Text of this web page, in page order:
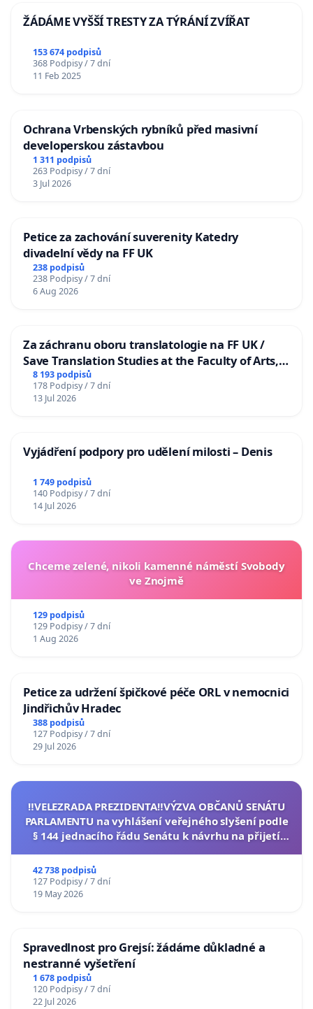
ŽÁDÁME VYŠŠÍ TRESTY ZA TÝRÁNÍ ZVÍŘAT
153 674 podpisů
368 Podpisy / 7 dní
11 Feb 2025
Ochrana Vrbenských rybníků před masivní
developerskou zástavbou
1 311 podpisů
263 Podpisy / 7 dní
3 Jul 2026
Petice za zachování suverenity Katedry
divadelní vědy na FF UK
238 podpisů
238 Podpisy / 7 dní
6 Aug 2026
Za záchranu oboru translatologie na FF UK /
Save Translation Studies at the Faculty of Arts,
Charles University
8 193 podpisů
178 Podpisy / 7 dní
13 Jul 2026
Vyjádření podpory pro udělení milosti – Denis
1 749 podpisů
140 Podpisy / 7 dní
14 Jul 2026
Chceme zelené, nikoli kamenné náměstí Svobody
ve Znojmě
129 podpisů
129 Podpisy / 7 dní
1 Aug 2026
Petice za udržení špičkové péče ORL v nemocnici
Jindřichův Hradec
388 podpisů
127 Podpisy / 7 dní
29 Jul 2026
‼️VELEZRADA PREZIDENTA‼️VÝZVA OBČANŮ SENÁTU
PARLAMENTU na vyhlášení veřejného slyšení podle
§ 144 jednacího řádu Senátu k návrhu na přijetí
42 738 podpisů
127 Podpisy / 7 dní
19 May 2026
Spravedlnost pro Grejsí: žádáme důkladné a
nestranné vyšetření
1 678 podpisů
120 Podpisy / 7 dní
22 Jul 2026